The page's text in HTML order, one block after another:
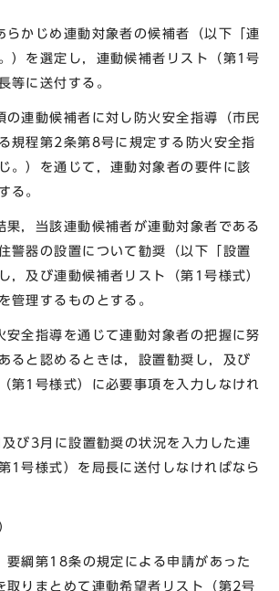
かじめ連動対象者の候補者（以下「連
）を選定し，連動候補者リスト（第1号
等に送付する。
連動候補者に対し防火安全指導（市民
規程第2条第8号に規定する防火安全指
。）を通じて，連動対象者の要件に該
る。
，当該連動候補者が連動対象者である
警器の設置について勧奨（以下「設置
，及び連動候補者リスト（第1号様式）
管理するものとする。
全指導を通じて連動対象者の把握に努
ると認めるときは，設置勧奨し，及び
第1号様式）に必要事項を入力しなけれ
び3月に設置勧奨の状況を入力した連
1号様式）を局長に送付しなければなら
綱第18条の規定による申請があった
取りまとめて連動希望者リスト（第2号